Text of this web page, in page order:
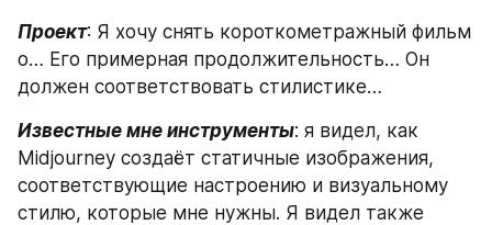
Проект: Я хочу снять короткометражный фильм
о… Его примерная продолжительность… Он
должен соответствовать стилистике…
Известные мне инструменты: я видел, как
Midjourney создаёт статичные изображения,
соответствующие настроению и визуальному
стилю, которые мне нужны. Я видел также